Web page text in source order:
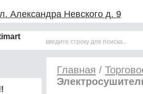
Александра Невского д. 9
Главная /